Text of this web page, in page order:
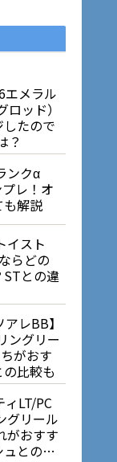
エメラル
ッド）
たので
？
ンクα
レ！オ
も解説
イスト
らどの
との違
レBB】
ングリー
がおす
比較も
LT/PC
がおすす
との比